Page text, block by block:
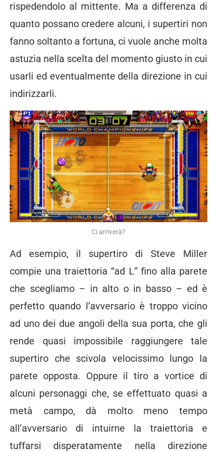
rispedendolo al mittente. Ma a differenza di
quanto possano credere alcuni, i supertiri non
fanno soltanto a fortuna, ci vuole anche molta
astuzia nella scelta del momento giusto in cui
usarli ed eventualmente della direzione in cui
indirizzarli.
Ci arriverà?
Ad esempio, il supertiro di Steve Miller
compie una traiettoria “ad L” fino alla parete
che scegliamo – in alto o in basso – ed è
perfetto quando l’avversario è troppo vicino
ad uno dei due angoli della sua porta, che gli
rende quasi impossibile raggiungere tale
supertiro che scivola velocissimo lungo la
parete opposta. Oppure il tiro a vortice di
alcuni personaggi che, se effettuato quasi a
metà campo, dà molto meno tempo
all’avversario di intuirne la traiettoria e
tuffarsi disperatamente nella direzione